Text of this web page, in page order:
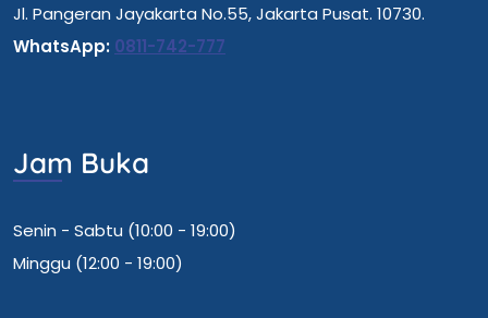
Jl. Pangeran Jayakarta No.55, Jakarta Pusat. 10730.
WhatsApp: 0811-742-777
Jam Buka
Senin - Sabtu (10:00 - 19:00)
Minggu (12:00 - 19:00)